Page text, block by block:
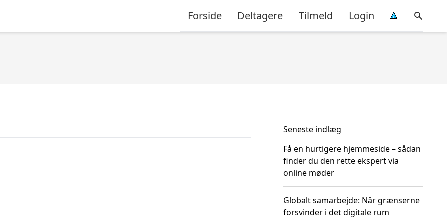
Forside Deltagere Tilmeld Login
Seneste indlæg
Få en hurtigere hjemmeside – sådan
finder du den rette ekspert via
online møder
Globalt samarbejde: Når grænserne
forsvinder i det digitale rum